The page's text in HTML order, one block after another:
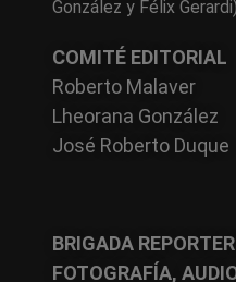
González y Félix
COMITÉ EDITORIAL
Roberto Malaver
Lheorana González
José Roberto Duque
BRIGADA
FOTOGRAFÍA,